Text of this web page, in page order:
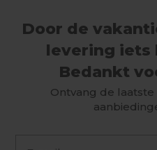
Door de
levering iets
Bedankt
Ontvang de